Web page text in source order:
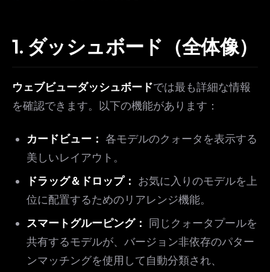
1. ダッシュボード（全体像）
ウェブビューダッシュボードでは最も詳細な情報
を確認できます。以下の機能があります：
カードビュー： 各モデルのクォータを表示する
美しいレイアウト。
ドラッグ＆ドロップ：
お気に入りのモデルを上
位に配置するためのリアレンジ機能。
スマートグルーピング：
同じクォータプールを
共有するモデルが、バージョン非依存のパター
ンマッチングを使用して自動分類され、